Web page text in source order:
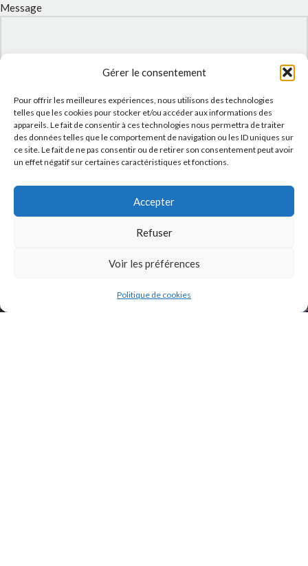
Gérer le consentement
Pour offrir les meilleures expériences, nous utilisons des technologies
telles que les cookies pour stocker et/ou accéder aux informations des
appareils. Le fait de consentir à ces technologies nous permettra de traiter
des données telles que le comportement de navigation ou les ID uniques sur
ce site. Le fait de ne pas consentir ou de retirer son consentement peut avoir
un effet négatif sur certaines caractéristiques et fonctions.
Accepter
Refuser
Voir les préférences
Politique de cookies
Message
J'accepte laPolitique de confidentialitéde ce site.